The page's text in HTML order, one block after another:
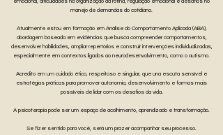
manejo de demandas do cotidiano.
Atualmente estou em formação em Análise do Comportamento Aplicada (ABA),
abordagem baseada em evidências que busca compreender comportamentos,
desenvolver habilidades, ampliar repertórios e construir intervenções individualizadas,
especialmente em contextos ligados ao neurodesenvolvimento, como o autismo.
Acredito em um cuidado ético, respeitoso e singular, que una escuta sensível e
estratégias práticas para promover autonomia, desenvolvimento e formas mais
possíveis de lidar com os desafios da vida.
A psicoterapia pode ser um espaço de acolhimento, aprendizado e transformação.
Se fizer sentido para você, será um prazer acompanhar seu processo.